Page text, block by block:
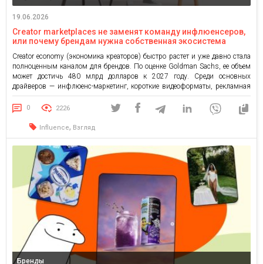
19.06.2026
Creator marketplaces не заменят команду инфлюенсеров,
или почему брендам нужна собственная экосистема
Creator economy (экономика креаторов) быстро растет и уже давно стала
полноценным каналом для брендов. По оценке Goldman Sachs, ее объем
может достичь 480 млрд долларов к 2027 году. Среди основных
драйверов — инфлюенс-маркетинг, короткие видеоформаты, рекламная
монетизация и платформы для креаторов. На этом фоне creator
marketplaces (маркетплейсы креаторов) выглядят удобным решением:
найти автора, проверить метрики, […]
0 2226
Influence, Взгляд
Бренды